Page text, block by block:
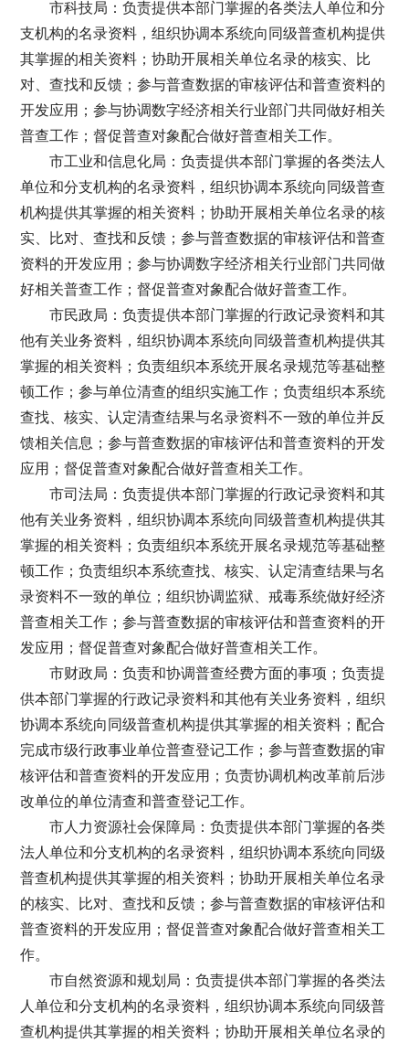
市科技局：负责提供本部门掌握的各类法人单位和分
支机构的名录资料，组织协调本系统向同级普查机构提供
其掌握的相关资料；协助开展相关单位名录的核实、比
对、查找和反馈；参与普查数据的审核评估和普查资料的
开发应用；参与协调数字经济相关行业部门共同做好相关
普查工作；督促普查对象配合做好普查相关工作。
市工业和信息化局：负责提供本部门掌握的各类法人
单位和分支机构的名录资料，组织协调本系统向同级普查
机构提供其掌握的相关资料；协助开展相关单位名录的核
实、比对、查找和反馈；参与普查数据的审核评估和普查
资料的开发应用；参与协调数字经济相关行业部门共同做
好相关普查工作；督促普查对象配合做好普查工作。
市民政局：负责提供本部门掌握的行政记录资料和其
他有关业务资料，组织协调本系统向同级普查机构提供其
掌握的相关资料；负责组织本系统开展名录规范等基础整
顿工作；参与单位清查的组织实施工作；负责组织本系统
查找、核实、认定清查结果与名录资料不一致的单位并反
馈相关信息；参与普查数据的审核评估和普查资料的开发
应用；督促普查对象配合做好普查相关工作。
市司法局：负责提供本部门掌握的行政记录资料和其
他有关业务资料，组织协调本系统向同级普查机构提供其
掌握的相关资料；负责组织本系统开展名录规范等基础整
顿工作；负责组织本系统查找、核实、认定清查结果与名
录资料不一致的单位；组织协调监狱、戒毒系统做好经济
普查相关工作；参与普查数据的审核评估和普查资料的开
发应用；督促普查对象配合做好普查相关工作。
市财政局：负责和协调普查经费方面的事项；负责提
供本部门掌握的行政记录资料和其他有关业务资料，组织
协调本系统向同级普查机构提供其掌握的相关资料；配合
完成市级行政事业单位普查登记工作；参与普查数据的审
核评估和普查资料的开发应用；负责协调机构改革前后涉
改单位的单位清查和普查登记工作。
市人力资源社会保障局：负责提供本部门掌握的各类
法人单位和分支机构的名录资料，组织协调本系统向同级
普查机构提供其掌握的相关资料；协助开展相关单位名录
的核实、比对、查找和反馈；参与普查数据的审核评估和
普查资料的开发应用；督促普查对象配合做好普查相关工
作。
市自然资源和规划局：负责提供本部门掌握的各类法
人单位和分支机构的名录资料，组织协调本系统向同级普
查机构提供其掌握的相关资料；协助开展相关单位名录的